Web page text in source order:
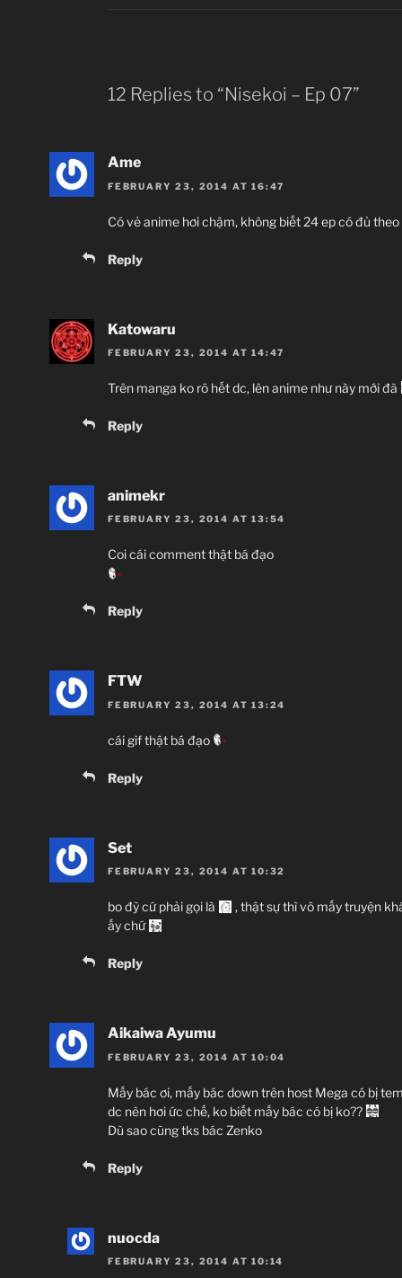
Comedy, Harem,
Harry Potter và… à nhầm, đại ca
12 Replies to “Nisekoi – Ep 07”
Ame
FEBRUARY 23, 2014 AT 16:47
Có vẻ anime hơi chậm, không biết 24 ep có đủ
Reply
Katowaru
FEBRUARY 23, 2014 AT 14:47
Trên manga ko rõ hết dc, lên anime như này mới đã
Reply
animekr
FEBRUARY 23, 2014 AT 13:54
Coi cái comment thật bá đạo
Reply
FTW
FEBRUARY 23, 2014 AT 13:24
cái gif thật bá đạo
Reply
Set
FEBRUARY 23, 2014 AT 10:32
bo đỳ cứ phải gọi là
, thật sự thì vô mấy truyện
ấy chứ
Reply
Aikaiwa Ayumu
FEBRUARY 23, 2014 AT 10:04
Mấy bác ơi, mấy bác down trên host Mega có bị
dc nên hơi ức chế, ko biết mấy bác có bị ko??
Dù sao cũng tks bác Zenko
Reply
nuocda
FEBRUARY 23, 2014 AT 10:14